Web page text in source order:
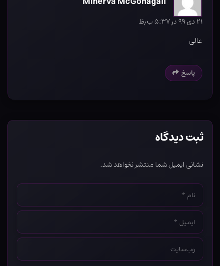
۲۱ دی ۹۹ در ۵:۳۷ ب٫ظ
عالی
پاسخ
ثبت دیدگاه
نشانی ایمیل شما منتشر نخواهد شد.
نام
*
ایمیل
*
وب‌سایت
*